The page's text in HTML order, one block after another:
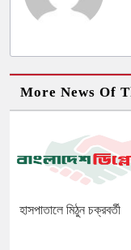
More News Of
হাসপাতালে মিঠুন চক্রবর্তী